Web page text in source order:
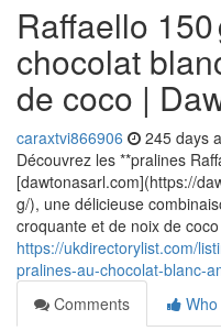
Raffaello
chocolat
de coco |
caraxtvi866906 245 days
Découvrez les **pralines
[dawtonasarl.com](https://
g/), une délicieuse
croquante et de noix de coco
https://ukdirectorylist.com/
pralines-au-chocolat-blanc-
Comments